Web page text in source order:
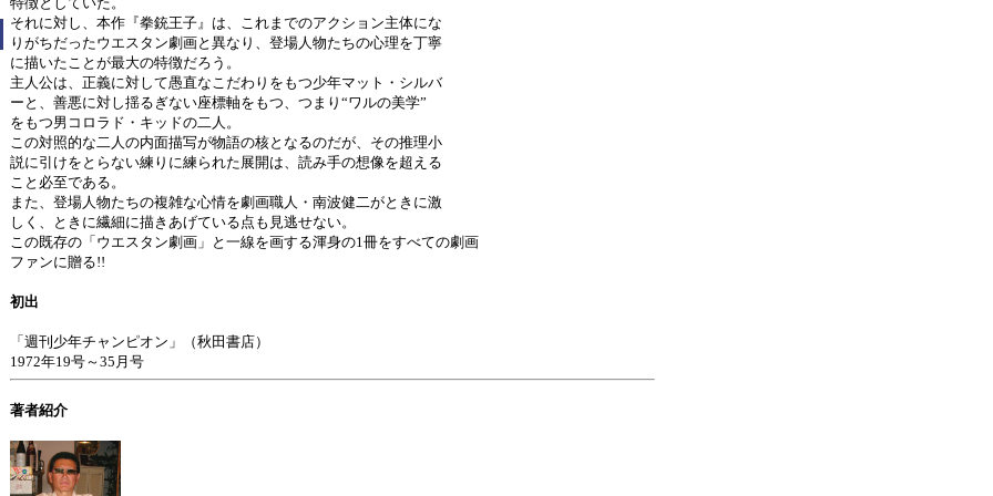
それに対し、本作『拳銃王子』は、これまでのアクション主体にな
りがちだったウエスタン劇画と異なり、登場人物たちの心理を丁寧
に描いたことが最大の特徴だろう。
主人公は、正義に対して愚直なこだわりをもつ少年マット・シルバ
ーと、善悪に対し揺るぎない座標軸をもつ、つまり“ワルの美学”
をもつ男コロラド・キッドの二人。
この対照的な二人の内面描写が物語の核となるのだが、その推理小
説に引けをとらない練りに練られた展開は、読み手の想像を超える
こと必至である。
また、登場人物たちの複雑な心情を劇画職人・南波健二がときに激
しく、ときに繊細に描きあげている点も見逃せない。
この既存の「ウエスタン劇画」と一線を画する渾身の1冊をすべての劇画
ファンに贈る!!
初出
「週刊少年チャンピオン」（秋田書店）
1972年19号～35月号
著者紹介